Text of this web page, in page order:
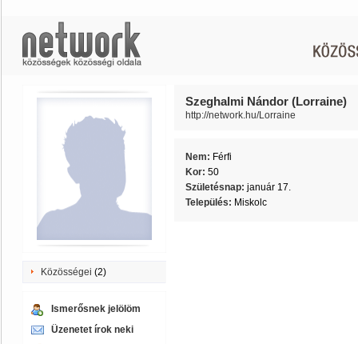
Közösségei (2)
Ismerősnek jelölöm
Üzenetet írok neki
Szeghalmi Nándor (Lorraine)
http://network.hu/Lorraine
Nem: Férfi
Kor: 50
Születésnap: január 17.
Település: Miskolc